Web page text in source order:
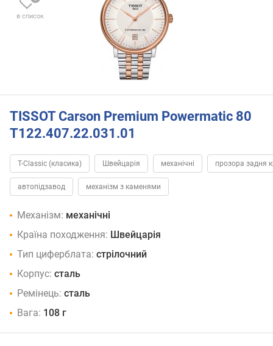
в список
TISSOT Carson Premium Powermatic 80
T122.407.22.031.01
T-Classic (класика) Швейцарія механічні прозора задня
автопідзавод механізм з каменями
Механізм: механічні
Країна походження: Швейцарія
Тип циферблата: стрілочний
Корпус: сталь
Ремінець: сталь
Вага: 108 г